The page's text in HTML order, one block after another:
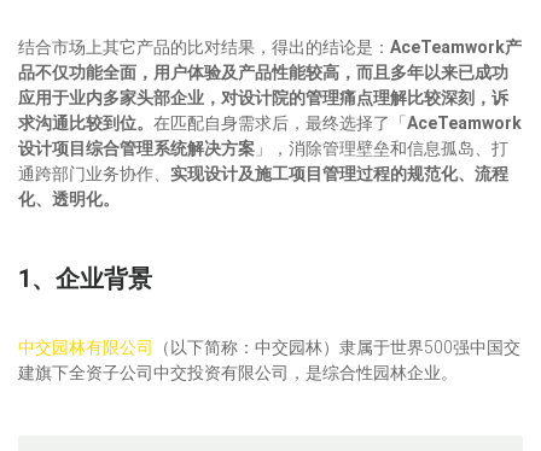
结合市场上其它产品的比对结果，得出的结论是： AceTeamwork产
品不仅功能全面，用户体验及产品性能较高，而且多年以来已成功
应用于业内多家头部企业，对设计院的管理痛点理解比较深刻，诉
求沟通比较到位。 在匹配自身需求后，最终选择了「 AceTeamwork
设计项目综合管理系统解决方案 」，消除管理壁垒和信息孤岛、打
通跨部门业务协作、 实现设计及施工项目管理过程的规范化、流程
化、透明化。
1、企业背景
中交园林有限公司
（以下简称：中交园林）隶属于世界500强中国交
建旗下全资子公司中交投资有限公司，是综合性园林企业。